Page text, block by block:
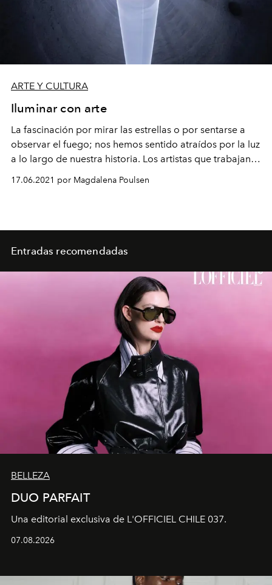
ARTE Y CULTURA
Iluminar con arte
La fascinación por mirar las estrellas o por sentarse a
observar el fuego; nos hemos sentido atraídos por la luz
a lo largo de nuestra historia. Los artistas que trabajan
con este elemento han sabido contenernos con obras
que emocionan, sorprenden, transportan, pero por
17.06.2021 por Magdalena Poulsen
Entradas recomendadas
BELLEZA
DUO PARFAIT
Una editorial exclusiva de L'OFFICIEL CHILE 037.
07.08.2026